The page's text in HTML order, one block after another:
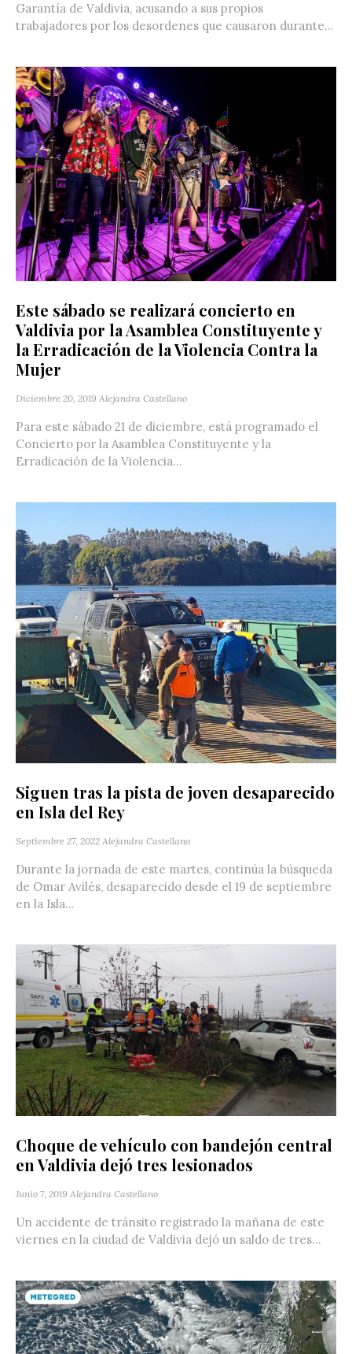
Garantía de Valdivia, acusando a sus propios
trabajadores por los desordenes que causaron durante...
Este sábado se realizará concierto en
Valdivia por la Asamblea Constituyente y
la Erradicación de la Violencia Contra la
Mujer
Diciembre 20, 2019 Alejandra Castellano
Para este sábado 21 de diciembre, está programado el
Concierto por la Asamblea Constituyente y la
Erradicación de la Violencia...
Siguen tras la pista de joven desaparecido
en Isla del Rey
Septiembre 27, 2022 Alejandra Castellano
Durante la jornada de este martes, continúa la búsqueda
de Omar Avilés, desaparecido desde el 19 de septiembre
en la Isla...
Choque de vehículo con bandejón central
en Valdivia dejó tres lesionados
Junio 7, 2019 Alejandra Castellano
Un accidente de tránsito registrado la mañana de este
viernes en la ciudad de Valdivia dejó un saldo de tres...